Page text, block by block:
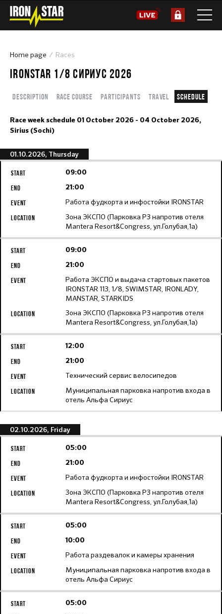
Home page Races
IRONSTAR 1/8 СИРИУС 2026
Description Race course Participants Travel Schedule
Race week schedule 01 October 2026 - 04 October 2026,
Sirius (Sochi)
01.10.2026, Thursday
09:00
21:00
Работа фудкорта и инфостойки IRONSTAR
Зона ЭКСПО (Парковка Р3 напротив отеля
Mantera Resort&Congress, ул.Голубая,1а)
09:00
21:00
Работа ЭКСПО и выдача стартовых пакетов
IRONSTAR 113, 1/8, SWIMSTAR, IRONLADY,
MANSTAR, STARKIDS
Зона ЭКСПО (Парковка Р3 напротив отеля
Mantera Resort&Congress, ул.Голубая,1а)
12:00
21:00
Технический сервис велосипедов
Муниципальная парковка напротив входа в
отель Альфа Сириус
02.10.2026, Friday
05:00
21:00
Работа фудкорта и инфостойки IRONSTAR
Зона ЭКСПО (Парковка Р3 напротив отеля
Mantera Resort&Congress, ул.Голубая,1а)
05:00
10:00
Работа раздевалок и камеры хранения
Муниципальная парковка напротив входа в
отель Альфа Сириус
05:00